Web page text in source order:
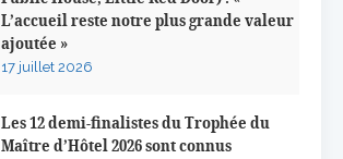
L’accueil reste notre plus grande valeur
ajoutée »
17 juillet 2026
Les 12 demi-finalistes du Trophée du
Maître d’Hôtel 2026 sont connus